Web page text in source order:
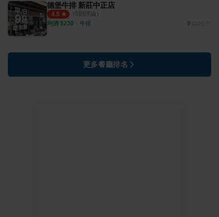
德堡牛排 新莊中正店
4.5 （ 5則評論）
均消 $230 ・ 牛排 510公尺
更多餐廳排名